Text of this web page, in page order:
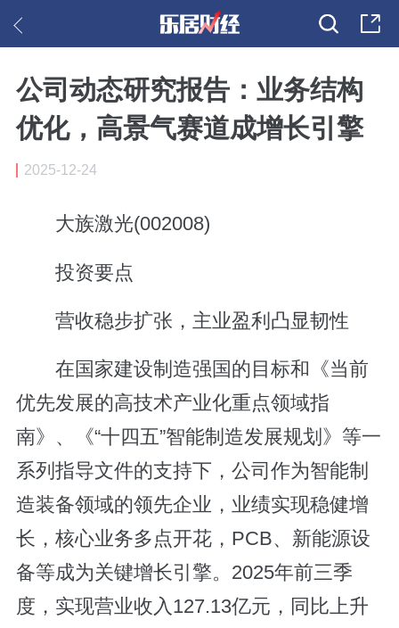
公司动态研究报告：业务结构
优化，高景气赛道成增长引擎
2025-12-24
大族激光(002008)
投资要点
营收稳步扩张，主业盈利凸显韧性
在国家建设制造强国的目标和《当前
优先发展的高技术产业化重点领域指
南》、《“十四五”智能制造发展规划》等一
系列指导文件的支持下，公司作为智能制
造装备领域的领先企业，业绩实现稳健增
长，核心业务多点开花，PCB、新能源设
备等成为关键增长引擎。2025年前三季
度，实现营业收入127.13亿元，同比上升